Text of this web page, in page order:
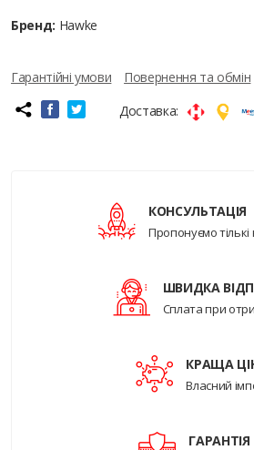
Бренд: Hawke
Гарантійні умови Повернення та обмін
Доставка:
КОНСУЛЬТАЦІЯ
Пропонуємо
ШВИДКА
Сплата при
КРАЩА
Власний
ГАРАНТІЯ